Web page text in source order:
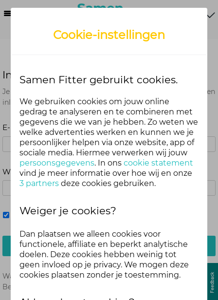
Inloggen
Je kunt met je Samen Fitter inloggegevens op alle onderdelen
inloggen. Dus één account voor website, app en webshop.
E-mailadres
Wachtwoord
Mij onthouden
Inloggen
Wachtwoord vergeten? Hier opnieuw instellen.
Ben je nog geen deelnemer?
Cookie-instellingen
Samen Fitter gebruikt cookies.
We gebruiken cookies om jouw online
gedrag te analyseren en te combineren met
gegevens die we van je hebben. Zo weten we
welke advertenties werken en kunnen we je
persoonlijker helpen via onze website, app of
sociale media. Hiermee verwerken wij jouw
persoonsgegevens. In onscookie statement
vind je meer informatie over hoe wij en onze
3 partners deze cookies gebruiken.
Weiger je cookies?
Dan plaatsen we alleen cookies voor
functionele, affiliate en beperkt analytische
doelen. Deze cookies hebben weinig tot
geen invloed op je privacy. We mogen deze
cookies plaatsen zonder je toestemming.